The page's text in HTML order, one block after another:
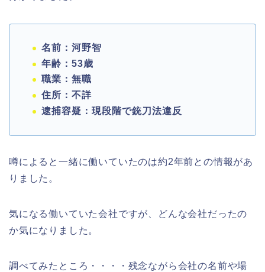
名前：河野智
年齢：53歳
職業：無職
住所：不詳
逮捕容疑：現段階で銃刀法違反
噂によると一緒に働いていたのは約2年前との情報があ
りました。
気になる働いていた会社ですが、どんな会社だったの
か気になりました。
調べてみたところ・・・・残念ながら会社の名前や場